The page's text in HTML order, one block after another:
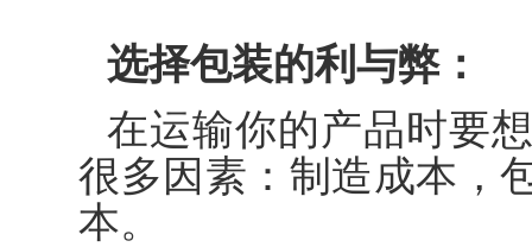
选择包装的利与弊：
在运输你的产品时要
很多因素：制造成本，
本。